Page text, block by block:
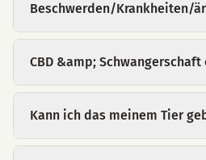
Beschwerden/Krankheiten/
CBD &amp;
Kann ich das meinem Tier